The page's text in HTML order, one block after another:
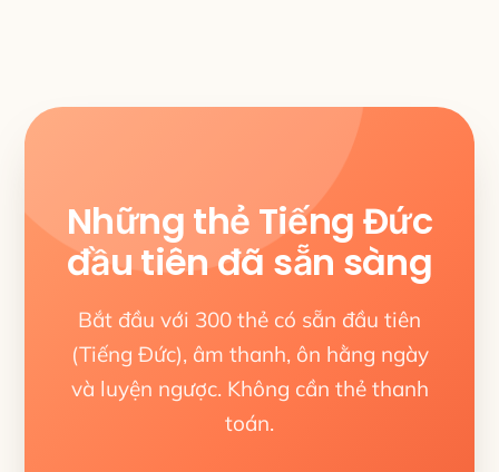
Những thẻ Tiếng Đức
đầu tiên đã sẵn sàng
Bắt đầu với 300 thẻ có sẵn đầu tiên
(Tiếng Đức), âm thanh, ôn hằng ngày
và luyện ngược. Không cần thẻ thanh
toán.